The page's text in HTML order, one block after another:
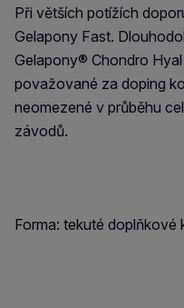
Při větších potížích
Gelapony Fast.
Gelapony® Chondro
považované za doping
neomezené v průběhu
závodů.
Forma: tekuté doplňkové